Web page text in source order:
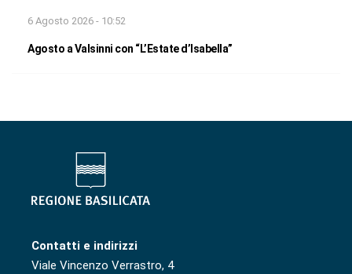
6 Agosto 2026 - 10:52
Agosto a Valsinni con “L’Estate d’Isabella”
Contatti e indirizzi
Viale Vincenzo Verrastro, 4